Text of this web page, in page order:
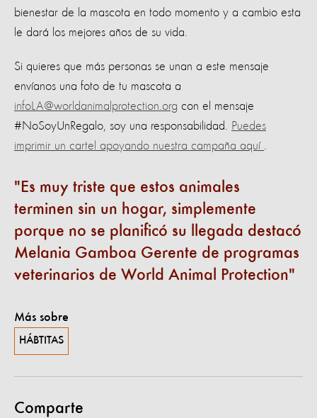
bienestar de la mascota en todo momento y a cambio esta
le dará los mejores años de su vida.
Si quieres que más personas se unan a este mensaje
envíanos una foto de tu mascota a
infoLA@worldanimalprotection.org con el mensaje
#NoSoyUnRegalo, soy una responsabilidad.
Puedes
imprimir un cartel apoyando nuestra campaña aquí
Es muy triste que estos animales
terminen sin un hogar, simplemente
porque no se planificó su llegada destacó
Melania Gamboa Gerente de programas
veterinarios de World Animal Protection
Más sobre
HÁBTITAS
Comparte